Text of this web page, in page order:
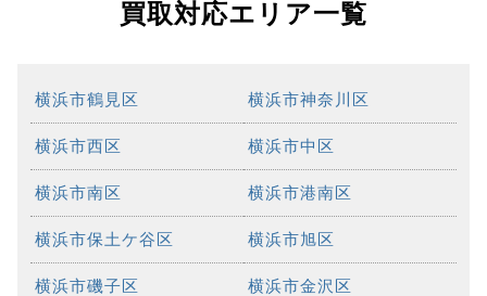
買取対応エリア一覧
横浜市鶴見区 横浜市神奈川区
横浜市西区 横浜市中区
横浜市南区 横浜市港南区
横浜市保土ケ谷区 横浜市旭区
横浜市磯子区 横浜市金沢区